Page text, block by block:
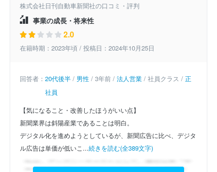
株式会社日刊自動車新聞社の口コミ・評判
事業の成長・将来性
2.0
在籍時期：2023年頃 / 投稿日：2024年10月25日
回答者： 20代後半 / 男性 / 3年前 / 法人営業 / 社員クラス / 正
社員
【気になること・改善したほうがいい点】
新聞業界は斜陽産業であることは明白。
デジタル化を進めようとしているが、新聞広告に比べ、デジタ
ル広告は単価が低いこ...続きを読む(全389文字)